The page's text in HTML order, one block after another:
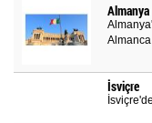
Almanya
İsviçre